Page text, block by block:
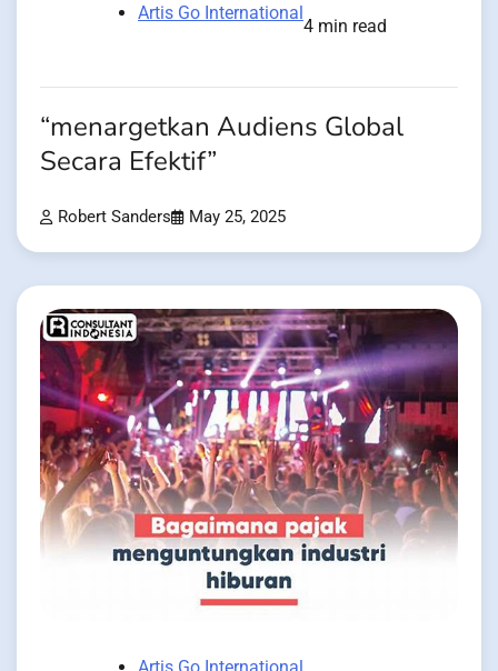
Artis Go International
4 min read
“menargetkan Audiens Global
Secara Efektif”
Robert Sanders May 25, 2025